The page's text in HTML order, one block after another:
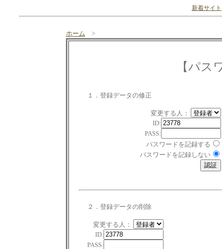
新着サイト
ホーム >
【パス
１．登録データの修正
変更する人：
ID:
PASS:
パスワードを記録する
パスワードを記録しない
２．登録データの削除
変更する人：
ID:
PASS: